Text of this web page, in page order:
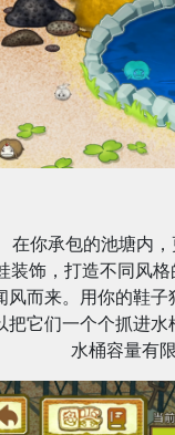
在你承包的池塘内
装饰，打造不同风
风而来。用你的鞋
把它们一个个抓进
水桶容量有